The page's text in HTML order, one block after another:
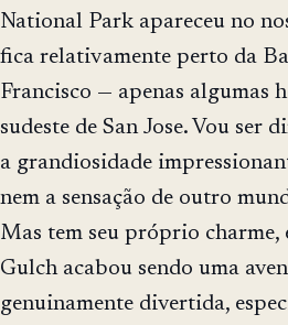
National Park apareceu no
fica relativamente perto da
Francisco — apenas algumas
sudeste de San Jose. Vou ser
a grandiosidade
nem a sensação de outro
Mas tem seu próprio charme,
Gulch acabou sendo uma
genuinamente divertida,